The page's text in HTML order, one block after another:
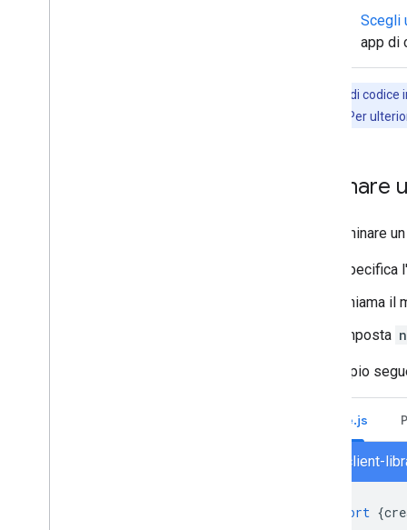
Scegli
app di
Gli esempi di
dell'API REST. Per
Per eliminare
Chiama il
Imposta
L'esempio
Node.js
chat/client-
import {